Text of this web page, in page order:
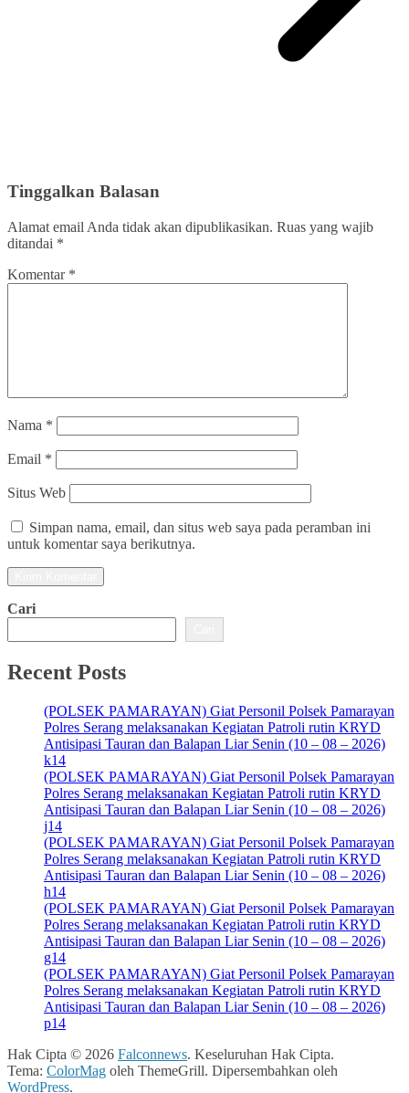
Tinggalkan Balasan
Alamat email Anda tidak akan dipublikasikan. Ruas yang wajib
ditandai *
Komentar *
Nama *
Email *
Situs Web
Simpan nama, email, dan situs web saya pada peramban ini
untuk komentar saya berikutnya.
Cari
Recent Posts
(POLSEK PAMARAYAN) Giat Personil Polsek Pamarayan
Polres Serang melaksanakan Kegiatan Patroli rutin KRYD
Antisipasi Tauran dan Balapan Liar Senin (10 – 08 – 2026)
k14
(POLSEK PAMARAYAN) Giat Personil Polsek Pamarayan
Polres Serang melaksanakan Kegiatan Patroli rutin KRYD
Antisipasi Tauran dan Balapan Liar Senin (10 – 08 – 2026)
j14
(POLSEK PAMARAYAN) Giat Personil Polsek Pamarayan
Polres Serang melaksanakan Kegiatan Patroli rutin KRYD
Antisipasi Tauran dan Balapan Liar Senin (10 – 08 – 2026)
h14
(POLSEK PAMARAYAN) Giat Personil Polsek Pamarayan
Polres Serang melaksanakan Kegiatan Patroli rutin KRYD
Antisipasi Tauran dan Balapan Liar Senin (10 – 08 – 2026)
g14
(POLSEK PAMARAYAN) Giat Personil Polsek Pamarayan
Polres Serang melaksanakan Kegiatan Patroli rutin KRYD
Antisipasi Tauran dan Balapan Liar Senin (10 – 08 – 2026)
p14
Hak Cipta © 2026 Falconnews. Keseluruhan Hak Cipta.
Tema: ColorMag oleh ThemeGrill. Dipersembahkan oleh
WordPress.